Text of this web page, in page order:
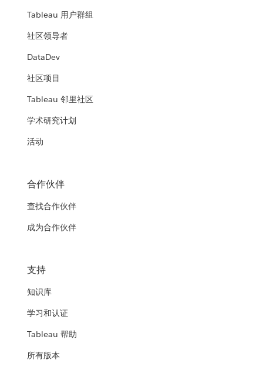
Tableau 用户群组
社区领导者
DataDev
社区项目
Tableau 邻里社区
学术研究计划
活动
合作伙伴
查找合作伙伴
成为合作伙伴
支持
知识库
学习和认证
Tableau 帮助
所有版本